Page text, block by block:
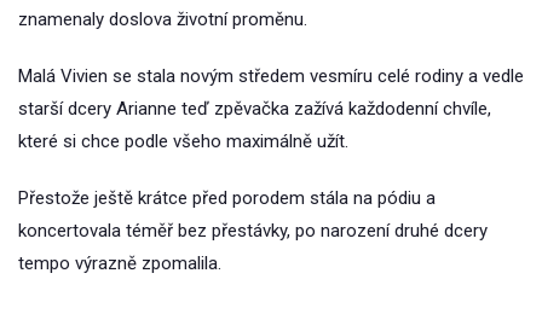
znamenaly doslova životní proměnu.
Malá Vivien se stala novým středem vesmíru celé rodiny a vedle
starší dcery Arianne teď zpěvačka zažívá každodenní chvíle,
které si chce podle všeho maximálně užít.
Přestože ještě krátce před porodem stála na pódiu a
koncertovala téměř bez přestávky, po narození druhé dcery
tempo výrazně zpomalila.